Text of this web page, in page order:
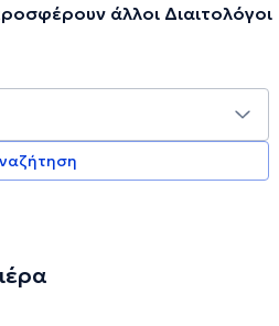
άλλοι Διαιτολόγοι